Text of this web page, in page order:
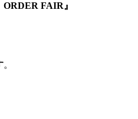
FAIR』
。